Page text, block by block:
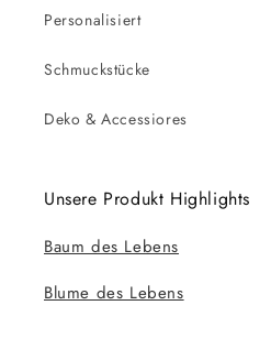
Personalisiert
Schmuckstücke
Deko & Accessiores
Unsere Produkt Highlights
Baum des Lebens
Blume des Lebens